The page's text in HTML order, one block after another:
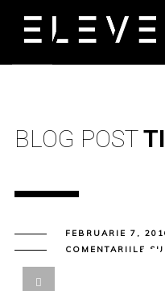
BLOG POST
FEBRUARIE 7,
COMENTARIILE